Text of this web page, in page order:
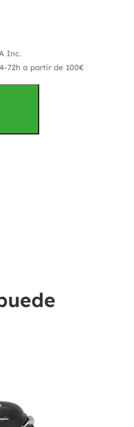
Inc.
72h a partir de 100€